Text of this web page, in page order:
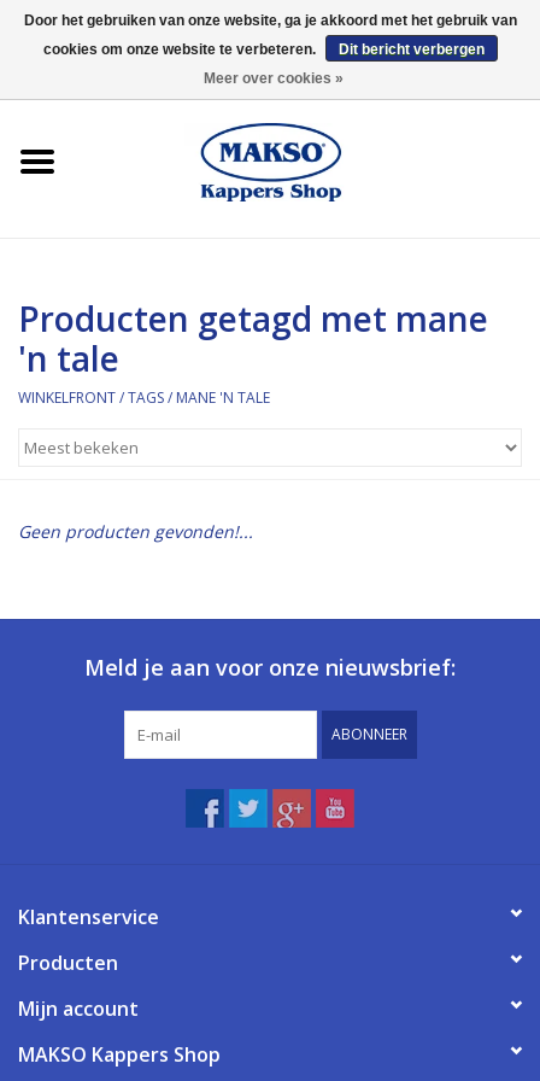
0 Artikelen - €0,00
Kaaral
360
Merken
Merken
Producten getagd met mane
'n tale
WINKELFRONT/TAGS/ MANE 'N TALE
Geen producten gevonden!...
Meld je aan voor onze nieuwsbrief:
ABONNEER
Klantenservice
Producten
Mijn account
MAKSO Kappers Shop
Door het gebruiken van onze website, ga je akkoord met het gebruik van
cookies om onze website te verbeteren.
Dit bericht verbergen
Meer over cookies »